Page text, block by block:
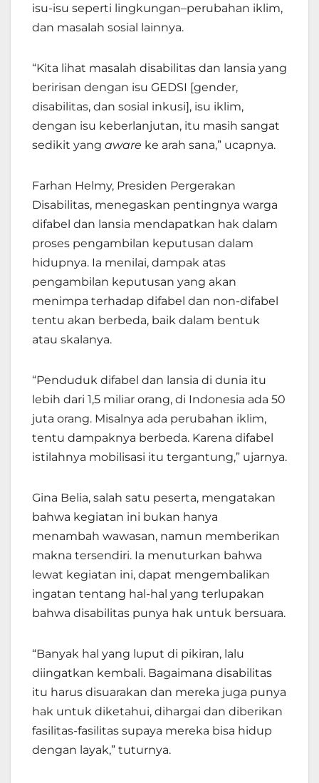
isu-isu seperti lingkungan–perubahan iklim,
dan masalah sosial lainnya.
“Kita lihat masalah disabilitas dan lansia yang
beririsan dengan isu GEDSI [gender,
disabilitas, dan sosial inkusi], isu iklim,
dengan isu keberlanjutan, itu masih sangat
sedikit yang aware ke arah sana,” ucapnya.
Farhan Helmy, Presiden Pergerakan
Disabilitas, menegaskan pentingnya warga
difabel dan lansia mendapatkan hak dalam
proses pengambilan keputusan dalam
hidupnya. Ia menilai, dampak atas
pengambilan keputusan yang akan
menimpa terhadap difabel dan non-difabel
tentu akan berbeda, baik dalam bentuk
atau skalanya.
“Penduduk difabel dan lansia di dunia itu
lebih dari 1,5 miliar orang, di Indonesia ada 50
juta orang. Misalnya ada perubahan iklim,
tentu dampaknya berbeda. Karena difabel
istilahnya mobilisasi itu tergantung,” ujarnya.
Gina Belia, salah satu peserta, mengatakan
bahwa kegiatan ini bukan hanya
menambah wawasan, namun memberikan
makna tersendiri. Ia menuturkan bahwa
lewat kegiatan ini, dapat mengembalikan
ingatan tentang hal-hal yang terlupakan
bahwa disabilitas punya hak untuk bersuara.
“Banyak hal yang luput di pikiran, lalu
diingatkan kembali. Bagaimana disabilitas
itu harus disuarakan dan mereka juga punya
hak untuk diketahui, dihargai dan diberikan
fasilitas-fasilitas supaya mereka bisa hidup
dengan layak,” tuturnya.